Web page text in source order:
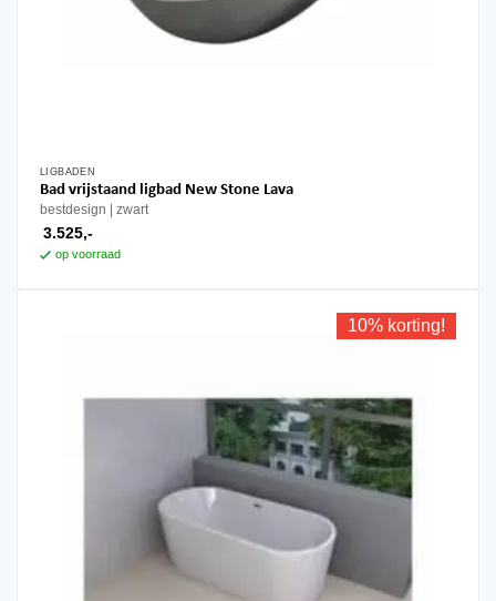
LIGBADEN
Bad vrijstaand ligbad New Stone Lava
bestdesign zwart
3.525,-
op voorraad
10% korting!